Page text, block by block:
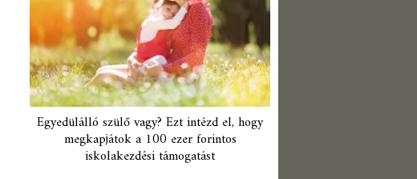
Egyedülálló szülő vagy? Ezt intézd el, hogy
megkapjátok a 100 ezer forintos
iskolakezdési támogatást